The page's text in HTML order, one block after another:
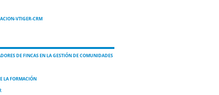
VTIGER-CRM
DE FINCAS EN LA GESTIÓN DE COMUNIDADES
LA FORMACIÓN